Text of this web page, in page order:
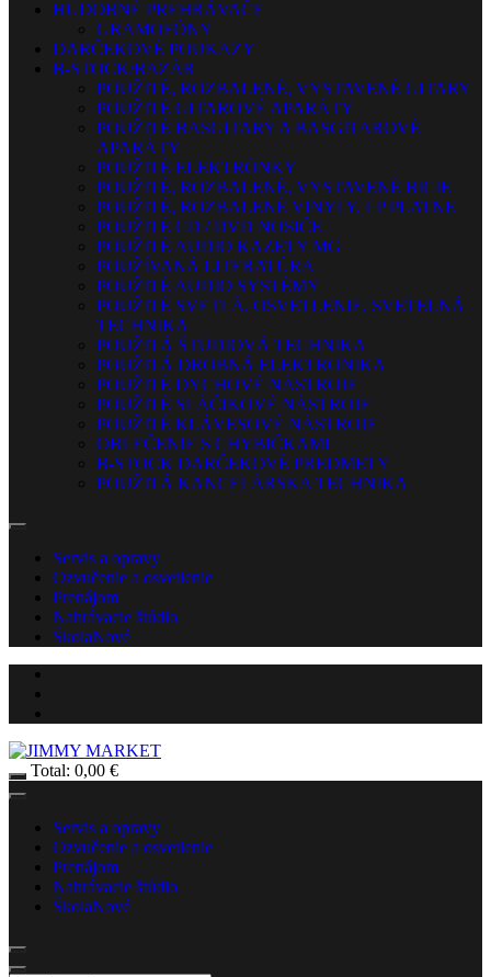
HUDOBNÉ PREHRÁVAČE
GRAMOFÓNY
DARČEKOVÉ POUKAZY
B-STOCK/BAZÁR
POUŽITÉ, ROZBALENÉ, VYSTAVENÉ GITARY
POUŽITÉ GITAROVÉ APARÁTY
POUŽITÉ BASGITARY A BASGITAROVÉ
APARÁTY
POUŽITÉ ELEKTRÓNKY
POUŽITÉ, ROZBALENÉ, VYSTAVENÉ BICIE
POUŽITÉ, ROZBALENÉ VINYLY, LP PLATNE
POUŽITÉ CD / DVD NOSIČE
POUŽITÉ AUDIO KAZETY MG
POUŽÍVANÁ LITERATÚRA
POUŽITÉ AUDIO SYSTÉMY
POUŽITÉ SVETLÁ, OSVETLENIE, SVETELNÁ
TECHNIKA
POUŽITÁ ŠTÚDIOVÁ TECHNIKA
POUŽITÁ DROBNÁ ELEKTRONIKA
POUŽITÉ DYCHOVÉ NÁSTROJE
POUŽITÉ SLÁČIKOVÉ NÁSTROJE
POUŽITÉ KLÁVESOVÉ NÁSTROJE
OBLEČENIE S CHYBIČKAMI
B-STOCK DARČEKOVÉ PREDMETY
POUŽITÁ KANCELÁRSKA TECHNIKA
Servis a opravy
Ozvučenie a osvetlenie
Prenájom
Nahrávacie štúdio
ŠkolaNové
Total: 0,00 €
Servis a opravy
Ozvučenie a osvetlenie
Prenájom
Nahrávacie štúdio
ŠkolaNové